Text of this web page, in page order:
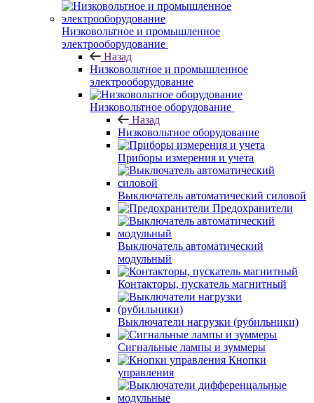
Низковольтное и промышленное
электрооборудование
Назад
Низковольтное и промышленное
электрооборудование
Низковольтное оборудование
Назад
Низковольтное оборудование
Приборы измерения и учета
Выключатель автоматический силовой
Предохранители
Выключатель автоматический
модульный
Контакторы, пускатель магнитный
Выключатели нагрузки (рубильники)
Сигнальные лампы и зуммеры
Кнопки
управления